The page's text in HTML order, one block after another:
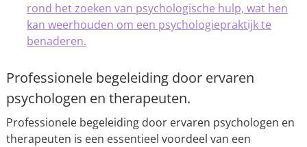
rond het zoeken van psychologische hulp, wat hen
kan weerhouden om een psychologiepraktijk te
benaderen.
Professionele begeleiding door ervaren
psychologen en therapeuten.
Professionele begeleiding door ervaren psychologen en
therapeuten is een essentieel voordeel van een